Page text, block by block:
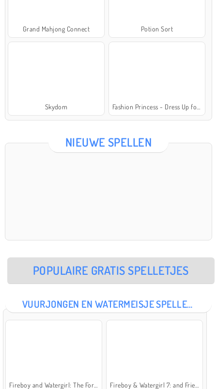
Grand Mahjong Connect Potion Sort
Skydom
NIEUWE SPELLEN
POPULAIRE GRATIS SPELLETJES
VUURJONGEN EN WATERMEISJE SPELLETJES